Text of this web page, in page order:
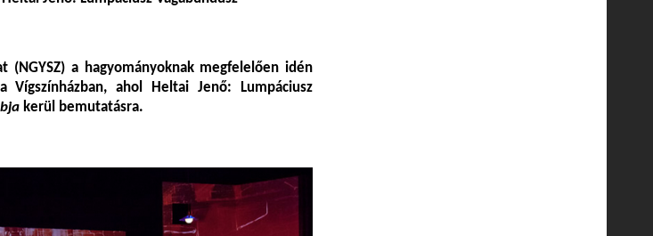
(NGYSZ) a hagyományoknak megfelelően idén
ahol Heltai Jenő: Lumpáciusz
kerül bemutatásra.